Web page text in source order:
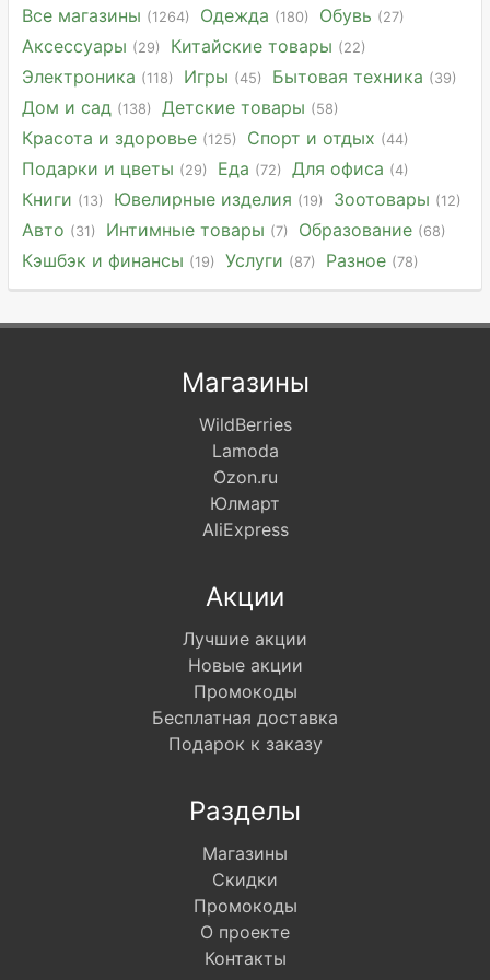
Все магазины (1264) Одежда (180) Обувь (27)
Аксессуары (29) Китайские товары (22)
Электроника (118) Игры (45) Бытовая техника (39)
Дом и сад (138) Детские товары (58)
Красота и здоровье (125) Спорт и отдых (44)
Подарки и цветы (29) Еда (72) Для офиса (4)
Книги (13) Ювелирные изделия (19) Зоотовары (12)
Авто (31) Интимные товары (7) Образование (68)
Кэшбэк и финансы (19) Услуги (87) Разное (78)
Магазины
WildBerries
Lamoda
Ozon.ru
Юлмарт
AliExpress
Акции
Лучшие акции
Новые акции
Промокоды
Бесплатная доставка
Подарок к заказу
Разделы
Магазины
Скидки
Промокоды
О проекте
Контакты